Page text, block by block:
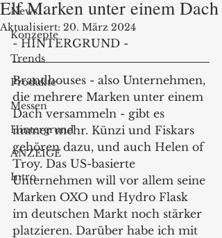
News
Konzepte
Trends
Produkte
Messen
Hintergrund
ANZEIGE
Intro
Elf Marken unter einem Dach
Aktualisiert: 20. März 2024
- HINTERGRUND -
Brandhouses - also Unternehmen,
die mehrere Marken unter einem
Dach versammeln - gibt es
immer mehr. Künzi und Fiskars
gehören dazu, und auch Helen of
Troy. Das US-basierte
Unternehmen will vor allem seine
Marken OXO und Hydro Flask
im deutschen Markt noch stärker
platzieren. Darüber habe ich mit